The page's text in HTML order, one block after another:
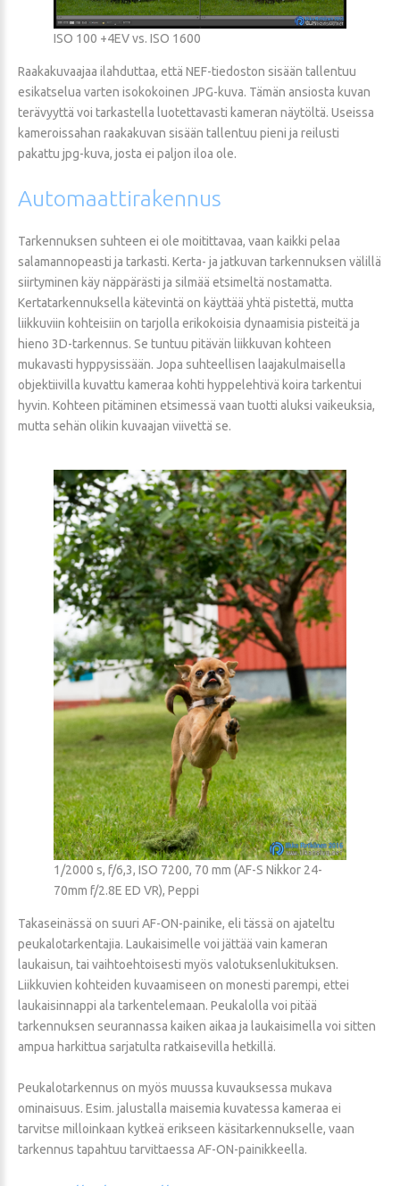
ISO 100 +4EV vs. ISO 1600
Raakakuvaajaa ilahduttaa, että NEF-tiedoston sisään tallentuu
esikatselua varten isokokoinen JPG-kuva. Tämän ansiosta kuvan
terävyyttä voi tarkastella luotettavasti kameran näytöltä. Useissa
kameroissahan raakakuvan sisään tallentuu pieni ja reilusti
pakattu jpg-kuva, josta ei paljon iloa ole.
Automaattirakennus
Tarkennuksen suhteen ei ole moitittavaa, vaan kaikki pelaa
salamannopeasti ja tarkasti. Kerta- ja jatkuvan tarkennuksen välillä
siirtyminen käy näppärästi ja silmää etsimeltä nostamatta.
Kertatarkennuksella kätevintä on käyttää yhtä pistettä, mutta
liikkuviin kohteisiin on tarjolla erikokoisia dynaamisia pisteitä ja
hieno 3D-tarkennus. Se tuntuu pitävän liikkuvan kohteen
mukavasti hyppysissään. Jopa suhteellisen laajakulmaisella
objektiivilla kuvattu kameraa kohti hyppelehtivä koira tarkentui
hyvin. Kohteen pitäminen etsimessä vaan tuotti aluksi vaikeuksia,
mutta sehän olikin kuvaajan viivettä se.
1/2000 s, f/6,3, ISO 7200, 70 mm (AF-S Nikkor 24-
70mm f/2.8E ED VR), Peppi
Takaseinässä on suuri AF-ON-painike, eli tässä on ajateltu
peukalotarkentajia. Laukaisimelle voi jättää vain kameran
laukaisun, tai vaihtoehtoisesti myös valotuksenlukituksen.
Liikkuvien kohteiden kuvaamiseen on monesti parempi, ettei
laukaisinnappi ala tarkentelemaan. Peukalolla voi pitää
tarkennuksen seurannassa kaiken aikaa ja laukaisimella voi sitten
ampua harkittua sarjatulta ratkaisevilla hetkillä.
Peukalotarkennus on myös muussa kuvauksessa mukava
ominaisuus. Esim. jalustalla maisemia kuvatessa kameraa ei
tarvitse milloinkaan kytkeä erikseen käsitarkennukselle, vaan
tarkennus tapahtuu tarvittaessa AF-ON-painikkeella.